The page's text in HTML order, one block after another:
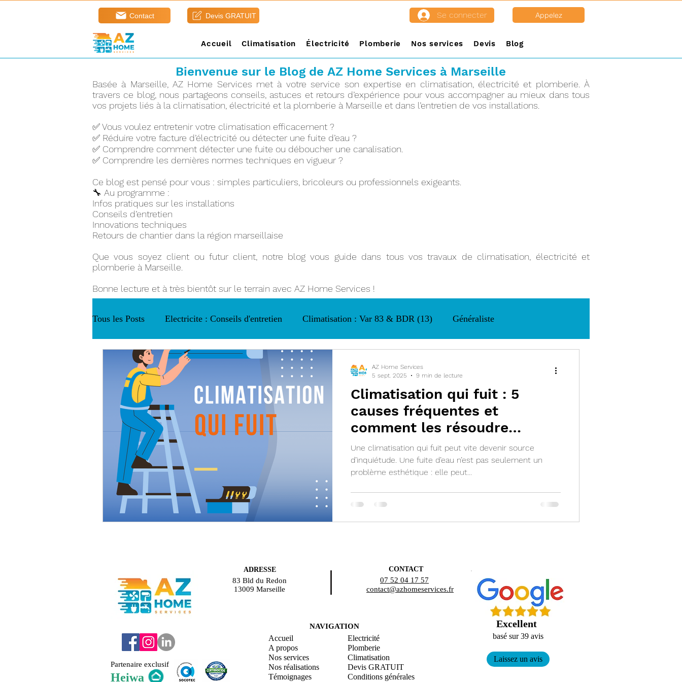
Contact Devis GRATUIT Se connecter Appelez
Accueil Climatisation Électricité Plomberie Nos services Devis Blog
Bienvenue sur le Blog de AZ Home Services à Marseille
Basée à Marseille, AZ Home Services met à votre service son expertise en climatisation, électricité et plomberie. À
travers ce blog, nous partageons conseils, astuces et retours d’expérience pour vous accompagner au mieux dans tous
vos projets liés à la climatisation, électricité et la plomberie à Marseille et dans l’entretien de vos installations.
✅ Vous voulez entretenir votre climatisation efficacement ?
✅ Réduire votre facture d’électricité ou détecter une fuite d’eau ?
✅ Comprendre comment détecter une fuite ou déboucher une canalisation.
✅ Comprendre les dernières normes techniques en vigueur ?
Ce blog est pensé pour vous : simples particuliers, bricoleurs ou professionnels exigeants.
🔧 Au programme :
Infos pratiques sur les installations
Conseils d’entretien
Innovations techniques
Retours de chantier dans la région marseillaise
Que vous soyez client ou futur client, notre blog vous guide dans tous vos travaux de climatisation, électricité et
plomberie à Marseille.
Bonne lecture et à très bientôt sur le terrain avec AZ Home Services !
Tous les Posts Electricite : Conseils d'entretien Climatisation : Var 83 & BDR (13) Généraliste
Climatisation qui fuit : 5
causes fréquentes et
comment les résoudre
efficacement !
Une climatisation qui fuit peut vite devenir source
d’inquiétude. Une fuite d’eau n’est pas seulement un
problème esthétique : elle peut...
AZ Home Services
5 sept. 2025
9 min de lecture
Partenaire exclusif
Heiwa
ADRESSE
83 Bld du Redon
13009 Marseille
CONTACT
07 52 04 17 57
contact@azhomeservices.fr
NAVIGATION
Accueil
A propos
Nos services
Nos réalisations
Témoignages
Electricité
Plomberie
Climatisation
Devis GRATUIT
Conditions générales
Excellent
basé sur 39 avis
Laissez un avis